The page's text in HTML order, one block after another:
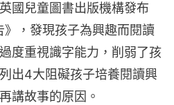
國兒童圖書出版機構發布
》，發現孩子為興趣而閱讀
度重視識字能力，削弱了孩
出4大阻礙孩子培養閱讀興
講故事的原因。